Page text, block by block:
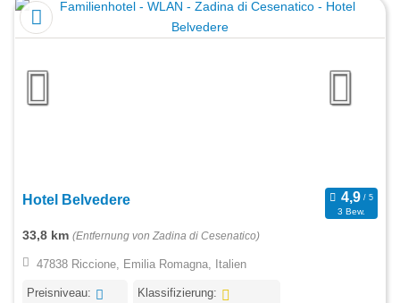
Hotel Belvedere
3 Bew.
33,8 km (Entfernung von Zadina di Cesenatico)
47838 Riccione, Emilia Romagna, Italien
Preisniveau: Klassifizierung: